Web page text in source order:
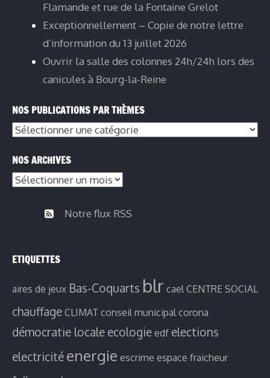
Flamande et rue de la Fontaine Grelot
Exceptionnellement – Copie de notre lettre
d’information du 13 juillet 2026
Ouvrir la salle des colonnes 24h/24h lors des
canicules à Bourg-la-Reine
NOS PUBLICATIONS PAR THÈMES
Nos
par
thèmes
NOS ARCHIVES
Nos
Notre flux RSS
ETIQUETTES
aires de jeux Bas-Coquarts blr cael CENTRE SOCIAL
chauffage CLIMAT conseil municipal corona
démocratie locale ecologie edf elections
electricité energie escrime espace fraicheur